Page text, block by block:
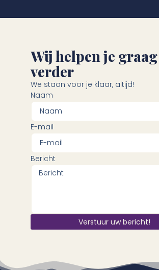
Wij helpen je graag
verder
We staan voor je klaar, altijd!
Naam
E-mail
Bericht
Verstuur uw bericht!